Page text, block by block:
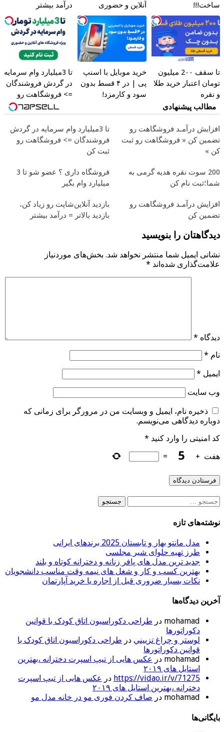
ساخت!!! آنلاین و حضوری درآمد بیشتر
تا سقف 2۰۰ میلیون
تومان اعتبار خرید طلا
و نقره
خرید موبایل با اسنپ
پی | در ۴ قسط بدون
سود و کارمزد!
تا 3میلیارد وام سرمایه
در گردش فروشندگان
=> فروشگاهت رو
ثبت کن
مطالب پیشنهادی
افزایش درآمـد فروشگاهت رو
تضمین کن « فروشگاهت رو ثبت
کن »
تا 3میلیارد وام سرمایه در گردش
فروشندگان => فروشگاهت رو
ثبت کن
200 سوت نقره هدیه گرمی به
شما؛ثبت نام کن
فروشگاه داری ؟ عضو شو تا 3
میلیارد وام بگیر
افزایش درآمـد فروشگاهت رو
تضمین کن
بازدید آنلاین‌شاپت رو زیاد کن،
بازدید بالاتر = درآمد بیشتر
دیدگاهتان را بنویسید
نشانی ایمیل شما منتشر نخواهد شد. بخش‌های موردنیاز
علامت‌گذاری شده‌اند *
دیدگاه *
نام *
ایمیل *
وب‌ سایت
ذخیره نام، ایمیل و وبسایت من در مرورگر برای زمانی که
دوباره دیدگاهی می‌نویسم.
کد امنیتی را وارد کنید *
هفت +
=
جستجو
نوشته‌های تازه
مدل مانتو بهار و تابستان 2025 برندهای ایرانی
طرز تهیه حلوای شیر مجلسی
جدید ترین مدل های پافر زنانه و دخترانه کوتاه و بلند
بهترین کسب و کار و شغل های نیمه وقت مناسب دانشجویان
نکات بسیار ضروری قبل از اجاره یا خرید آپارتمان
آخرین دیدگاه‌ها
mohamad در طراحی دکوراسیون اتاق کودک با قوانین
دکوراتورها
لوستر و چراغ تزييني در طراحی دکوراسیون اتاق کودک با
قوانین دکوراتورها
mohamad در عکس هایی از تیپ اسپرت دخترانه ،بهترین
استایل های ۲۰۱۹
https://vidao.ir/v/71275 در عکس هایی از تیپ اسپرت
دخترانه ،بهترین استایل های ۲۰۱۹
mohamad در صاف کردن فوری مو در خانه مدل مو
بایگانی‌ها